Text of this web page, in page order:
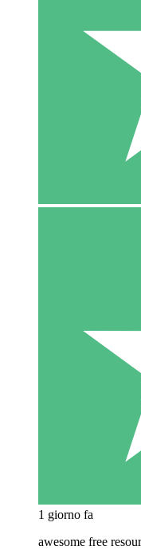
1 giorno fa
awesome free